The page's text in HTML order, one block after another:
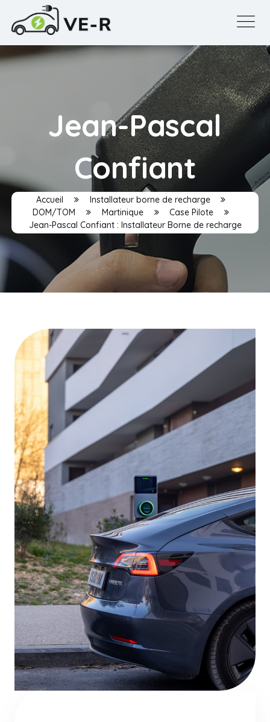
Jean-Pascal
Confiant
Accueil
Installateur borne de recharge
DOM/TOM
Martinique
Case Pilote
Jean-Pascal Confiant : Installateur Borne de recharge